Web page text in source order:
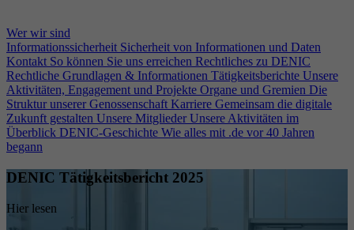
Wer wir sind
Informationssicherheit Sicherheit von Informationen und Daten
Kontakt So können Sie uns erreichen Rechtliches zu DENIC
Rechtliche Grundlagen & Informationen Tätigkeitsberichte Unsere
Aktivitäten, Engagement und Projekte Organe und Gremien Die
Struktur unserer Genossenschaft Karriere Gemeinsam die digitale
Zukunft gestalten Unsere Mitglieder Unsere Aktivitäten im
Überblick DENIC-Geschichte Wie alles mit .de vor 40 Jahren
begann
DENIC Tätigkeitsbericht 2025
Hier lesen